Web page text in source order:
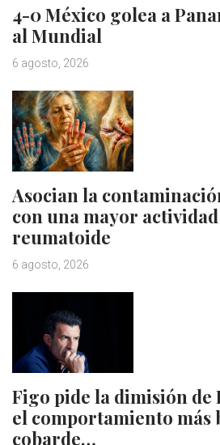
4-0 México golea a
al Mundial
6 agosto, 2026
Asocian la
con una mayor
reumatoide
6 agosto, 2026
Figo pide la dimisión de
el comportamiento más
cobarde…